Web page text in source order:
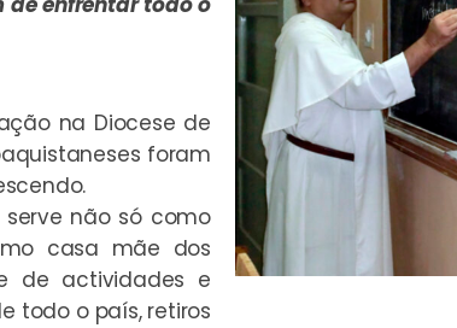
na Diocese de
foram
não só como
casa mãe dos
de actividades e
todo o país, retiros